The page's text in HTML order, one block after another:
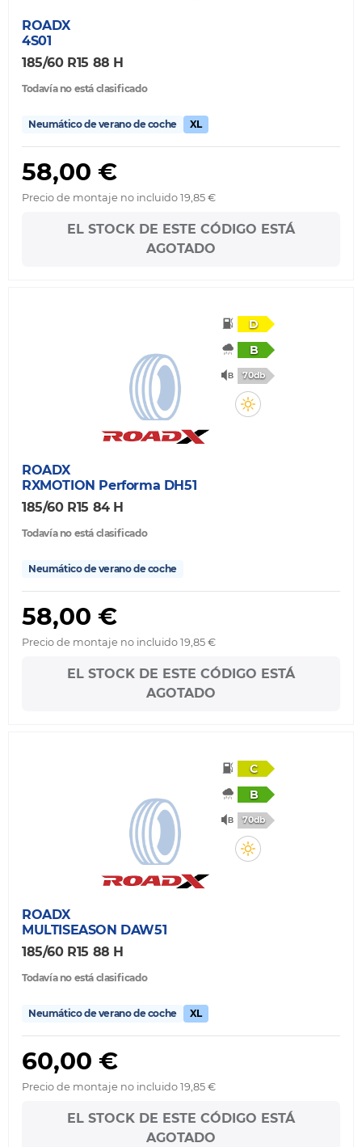
ROADX
4S01
185/60 R15 88 H
Todavía no está clasificado
Neumático de verano de coche XL
58,00 €
Precio de montaje no incluido 19,85 €
EL STOCK DE ESTE CÓDIGO ESTÁ
AGOTADO
D
B
70db
ROADX
RXMOTION Performa DH51
185/60 R15 84 H
Todavía no está clasificado
Neumático de verano de coche
58,00 €
Precio de montaje no incluido 19,85 €
EL STOCK DE ESTE CÓDIGO ESTÁ
AGOTADO
C
B
70db
ROADX
MULTISEASON DAW51
185/60 R15 88 H
Todavía no está clasificado
Neumático de verano de coche XL
60,00 €
Precio de montaje no incluido 19,85 €
EL STOCK DE ESTE CÓDIGO ESTÁ
AGOTADO